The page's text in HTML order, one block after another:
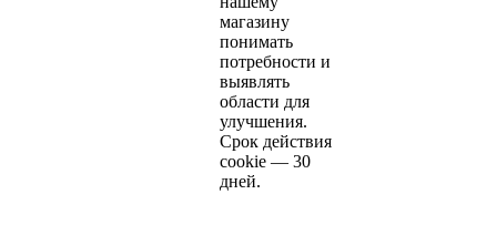
магазину
понимать
потребности и
выявлять
области для
улучшения.
Срок действия
cookie — 30
дней.